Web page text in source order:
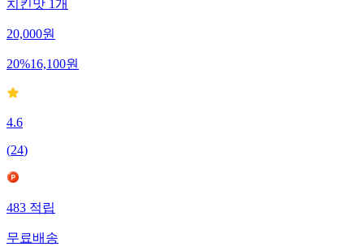
치킨맛 1개
20,000원
20%16,100원
4.6
(24)
483적립
무료배송